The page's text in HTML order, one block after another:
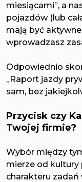
miesiącami”, a
pojazdów (lub
mają być
wprowadzasz
Odpowiednio
„Raport jazdy
sam, bez
Przycisk czy
Twojej firmie?
Wybór między
mierze od kultury
charakteru